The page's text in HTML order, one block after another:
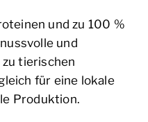
und zu 100 %
und
tierischen
für eine lokale
Produktion.